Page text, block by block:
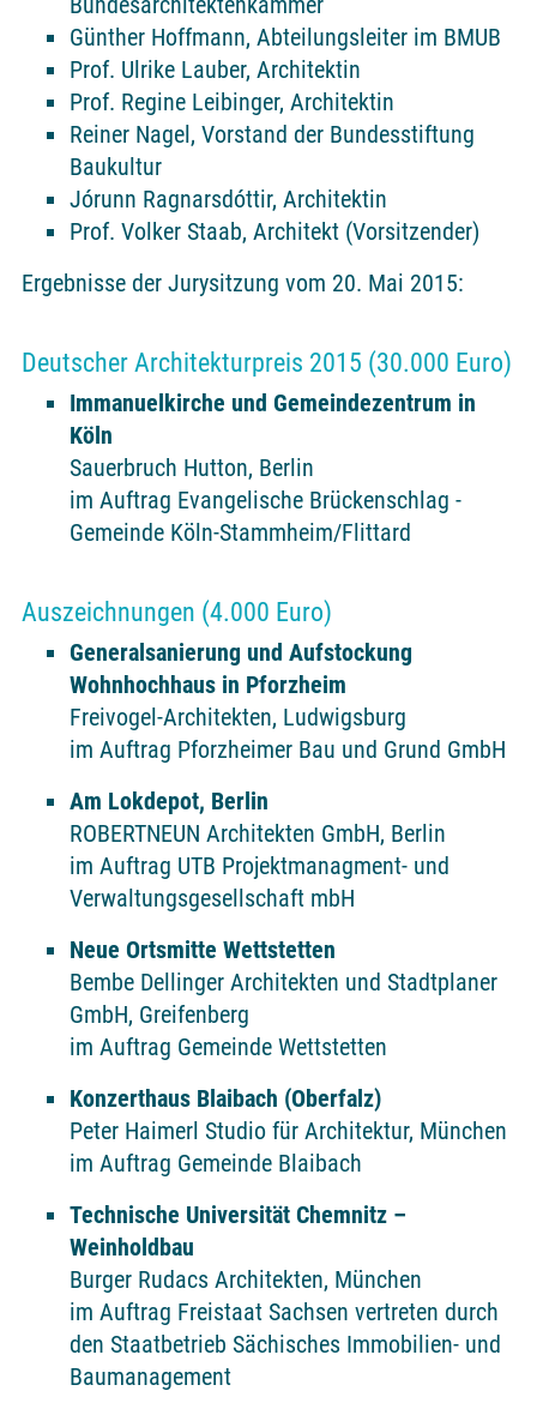
Günther Hoffmann, Abteilungsleiter im BMUB
Prof. Ulrike Lauber, Architektin
Prof. Regine Leibinger, Architektin
Reiner Nagel, Vorstand der Bundesstiftung
Baukultur
Jórunn Ragnarsdóttir, Architektin
Prof. Volker Staab, Architekt (Vorsitzender)
Ergebnisse der Jurysitzung vom 20. Mai 2015:
Deutscher Architekturpreis 2015 (30.000 Euro)
Immanuelkirche und Gemeindezentrum in
Köln
Sauerbruch Hutton, Berlin
im Auftrag Evangelische Brückenschlag -
Gemeinde Köln-Stammheim/Flittard
Auszeichnungen (4.000 Euro)
Generalsanierung und Aufstockung
Wohnhochhaus in Pforzheim
Freivogel-Architekten, Ludwigsburg
im Auftrag Pforzheimer Bau und Grund GmbH
Am Lokdepot, Berlin
ROBERTNEUN Architekten GmbH, Berlin
im Auftrag UTB Projektmanagment- und
Verwaltungsgesellschaft mbH
Neue Ortsmitte Wettstetten
Bembe Dellinger Architekten und Stadtplaner
GmbH, Greifenberg
im Auftrag Gemeinde Wettstetten
Konzerthaus Blaibach (Oberfalz)
Peter Haimerl Studio für Architektur, München
im Auftrag Gemeinde Blaibach
Technische Universität Chemnitz –
Weinholdbau
Burger Rudacs Architekten, München
im Auftrag Freistaat Sachsen vertreten durch
den Staatbetrieb Sächisches Immobilien- und
Baumanagement